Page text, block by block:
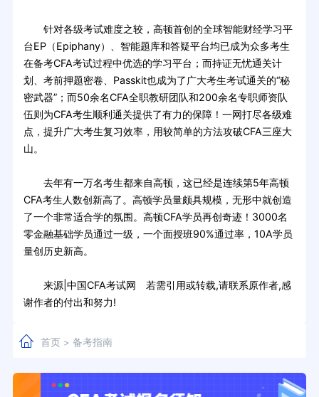
针对各级考试难度之较，高顿首创的全球智能财经学习平
台EP（Epiphany）、智能题库和答疑平台均已成为众多考生
在备考CFA考试过程中优选的学习平台；而持证无忧通关计
划、考前押题密卷、Passkit也成为了广大考生考试通关的“秘
密武器”；而50余名CFA全职教研团队和200余名专职师资队
伍则为CFA考生顺利通关提供了有力的保障！一网打尽各级难
点，提升广大考生复习效率，用较简单的方法攻破CFA三座大
山。
去年有一万名考生都来自高顿，这已经是连续第5年高顿
CFA考生人数创新高了。高顿学员量颇具规模，无形中就创造
了一个非常适合学的氛围。高顿CFA学员再创奇迹！3000名
零金融基础学员通过一级，一个面授班90%通过率，10A学员
量创历史新高。
来源|中国CFA考试网 若需引用或转载,请联系原作者,感
谢作者的付出和努力!
首页> 备考指南